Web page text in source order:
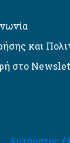
και
στο